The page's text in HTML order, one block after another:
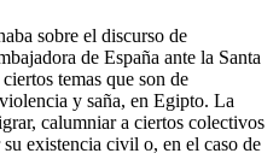
sobre el discurso de
de España ante la Santa
temas que son de
y saña, en Egipto. La
calumniar a ciertos colectivos
existencia civil o, en el caso de